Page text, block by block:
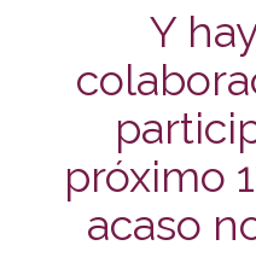
Y
próximo
acaso